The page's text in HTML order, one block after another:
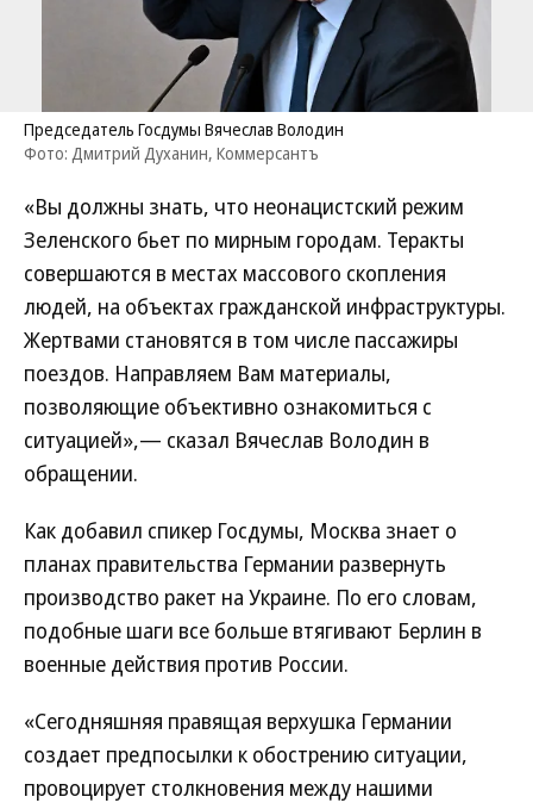
Председатель Госдумы Вячеслав Володин
Фото: Дмитрий Духанин, Коммерсантъ
«Вы должны знать, что неонацистский режим
Зеленского бьет по мирным городам. Теракты
совершаются в местах массового скопления
людей, на объектах гражданской инфраструктуры.
Жертвами становятся в том числе пассажиры
поездов. Направляем Вам материалы,
позволяющие объективно ознакомиться с
ситуацией»,— сказал Вячеслав Володин в
обращении.
Как добавил спикер Госдумы, Москва знает о
планах правительства Германии развернуть
производство ракет на Украине. По его словам,
подобные шаги все больше втягивают Берлин в
военные действия против России.
«Сегодняшняя правящая верхушка Германии
создает предпосылки к обострению ситуации,
провоцирует столкновения между нашими